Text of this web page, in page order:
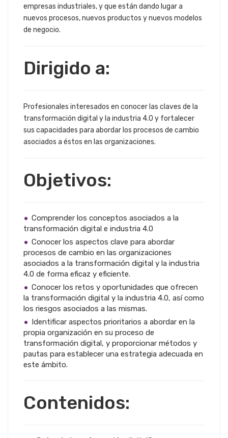
empresas industriales, y que están dando lugar a
nuevos procesos, nuevos productos y nuevos modelos
de negocio.
Dirigido a:
Profesionales interesados en conocer las claves de la
transformación digital y la industria 4.0 y fortalecer
sus capacidades para abordar los procesos de cambio
asociados a éstos en las organizaciones.
Objetivos:
Comprender los conceptos asociados a la
transformación digital e industria 4.0
Conocer los aspectos clave para abordar
procesos de cambio en las organizaciones
asociados a la transformación digital y la industria
4.0 de forma eficaz y eficiente.
Conocer los retos y oportunidades que ofrecen
la transformación digital y la industria 4.0, así como
los riesgos asociados a las mismas.
Identificar aspectos prioritarios a abordar en la
propia organización en su proceso de
transformación digital, y proporcionar métodos y
pautas para establecer una estrategia adecuada en
este ámbito.
Contenidos: